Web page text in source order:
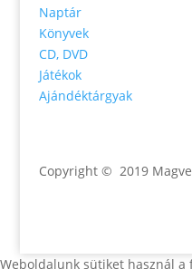
Naptár
Könyvek
CD, DVD
Játékok
Ajándéktárgyak
Copyright © 2019
Weboldalunk sütiket használ a